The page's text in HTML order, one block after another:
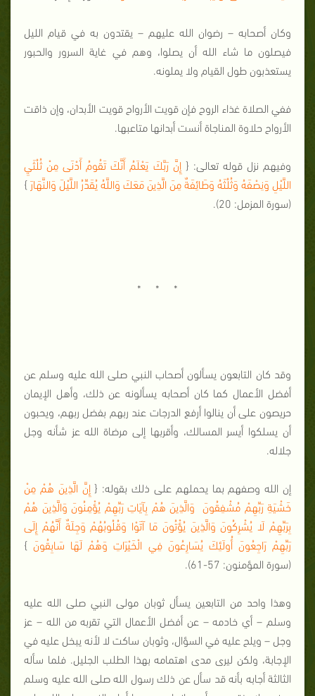
وكان أصحابه – رضوان الله عليهم – يقتدون به في قيام الليل
فيصلون ما شاء الله أن يصلوا، وهم في غاية السرور والحبور
يستعذبون طول القيام ولا يملونه.
ففي الصلاة غذاء الروح فإن قويت الأرواح قويت الأبدان، وإن ذاقت
الأرواح حلاوة المناجاة أنست أبدانها متاعبها.
وفيهم نزل قوله تعالى: { إِنَّ رَبَّكَ يَعْلَمُ أَنَّكَ تَقُومُ أَدْنَى مِنْ ثُلُثَيِ
اللَّيْلِ وَنِصْفَهُ وَثُلُثَهُ وَطَائِفَةٌ مِنَ الَّذِينَ مَعَكَ وَاللَّهُ يُقَدِّرُ اللَّيْلَ وَالنَّهَارَ}
(سورة المزمل: 20).
* * *
وقد كان التابعون يسألون أصحاب النبي صلى الله عليه وسلم عن
أفضل الأعمال كما كان أصحابه يسألونه عن ذلك، وأهل الإيمان
حريصون على أن ينالوا أرفع الدرجات عند ربهم بفضل ربهم، ويحبون
أن يسلكوا أيسر المسالك، وأقربها إلى مرضاة الله عز شأنه وجل
جلاله.
إن الله وصفهم بما يحملهم على ذلك بقوله: { إِنَّ الَّذِينَ هُمْ مِنْ
خَشْيَةِ رَبِّهِمْ مُشْفِقُونَ وَالَّذِينَ هُمْ بِآيَاتِ رَبِّهِمْ يُؤْمِنُونَ وَالَّذِينَ هُمْ
بِرَبِّهِمْ لَا يُشْرِكُونَ وَالَّذِينَ يُؤْتُونَ مَا آتَوْا وَقُلُوبُهُمْ وَجِلَةٌ أَنَّهُمْ إِلَى
رَبِّهِمْ رَاجِعُونَ أُولَئِكَ يُسَارِعُونَ فِي الْخَيْرَاتِ وَهُمْ لَهَا سَابِقُونَ}
(سورة المؤمنون: 57-61).
وهذا واحد من التابعين يسأل ثوبان مولى النبي صلى الله عليه
وسلم – أي خادمه – عن أفضل الأعمال التي تقربه من الله – عز
وجل – ويلح عليه في السؤال، وثوبان ساكت لا لأنه يبخل عليه في
الإجابة، ولكن ليرى مدى اهتمامه بهذا الطلب الجليل. فلما سأله
الثالثة أجابه بأنه قد سأل عن ذلك رسول الله صلى الله عليه وسلم